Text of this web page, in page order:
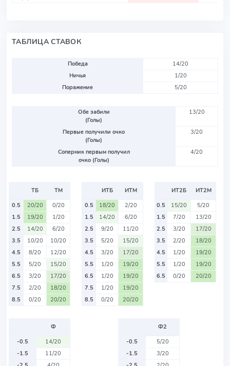
ТАБЛИЦА СТАВОК
Победа
14/20
Ничья
1/20
Поражение
5/20
Обе забили
(Голы)
13/20
Первые получили очко
(Голы)
3/20
Соперник первым получил
очко (Голы)
4/20
ТБ
ТМ
0.5
20/20
0/20
1.5
19/20
1/20
2.5
14/20
6/20
3.5
10/20
10/20
4.5
8/20
12/20
5.5
5/20
15/20
6.5
3/20
17/20
7.5
2/20
18/20
8.5
0/20 20/20
ИТБ
ИТМ
0.5
18/20
2/20
1.5
14/20
6/20
2.5
9/20
11/20
3.5
5/20
15/20
4.5
3/20
17/20
5.5
1/20
19/20
6.5
1/20
19/20
7.5
1/20
19/20
8.5
0/20 20/20
ИТ2Б
ИТ2М
0.5
15/20
5/20
1.5
7/20
13/20
2.5
3/20
17/20
3.5
2/20
18/20
4.5
1/20
19/20
5.5
1/20
19/20
6.5
0/20 20/20
Ф
-0.5
14/20
-1.5
11/20
Ф2
-0.5
5/20
-1.5
3/20